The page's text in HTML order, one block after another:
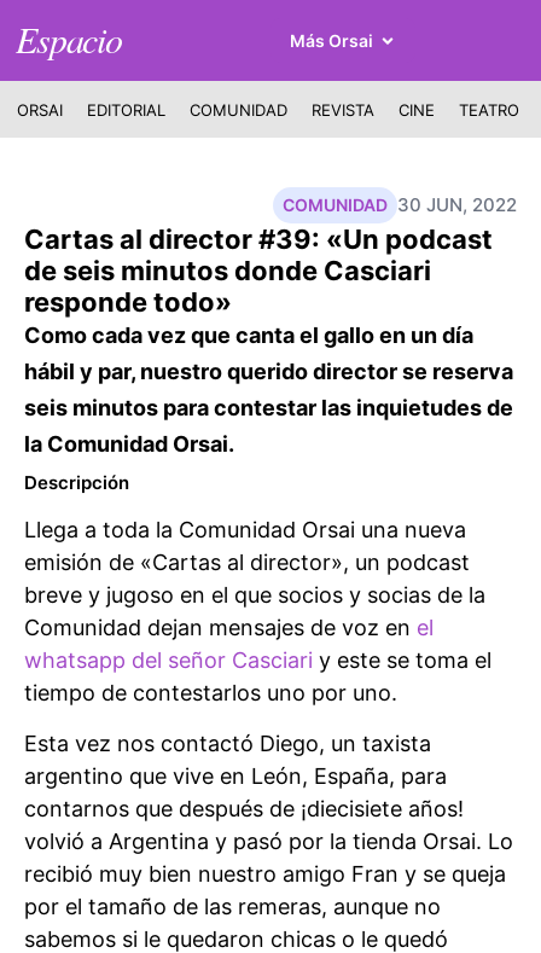
Espacio Más Orsai
ORSAI EDITORIAL COMUNIDAD REVISTA CINE TEATRO
30 JUN, 2022
COMUNIDAD
Cartas al director #39: «Un podcast
de seis minutos donde Casciari
responde todo»
Como cada vez que canta el gallo en un día
hábil y par, nuestro querido director se reserva
seis minutos para contestar las inquietudes de
la Comunidad Orsai.
Descripción
Llega a toda la Comunidad Orsai una nueva
emisión de «Cartas al director», un podcast
breve y jugoso en el que socios y socias de la
Comunidad dejan mensajes de voz en el
whatsapp del señor Casciari y este se toma el
tiempo de contestarlos uno por uno.
Esta vez nos contactó Diego, un taxista
argentino que vive en León, España, para
contarnos que después de ¡diecisiete años!
volvió a Argentina y pasó por la tienda Orsai. Lo
recibió muy bien nuestro amigo Fran y se queja
por el tamaño de las remeras, aunque no
sabemos si le quedaron chicas o le quedó